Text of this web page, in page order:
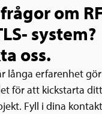
om
system?
oss.
långa erfarenhet
för att kickstarta ditt
Fyll i dina